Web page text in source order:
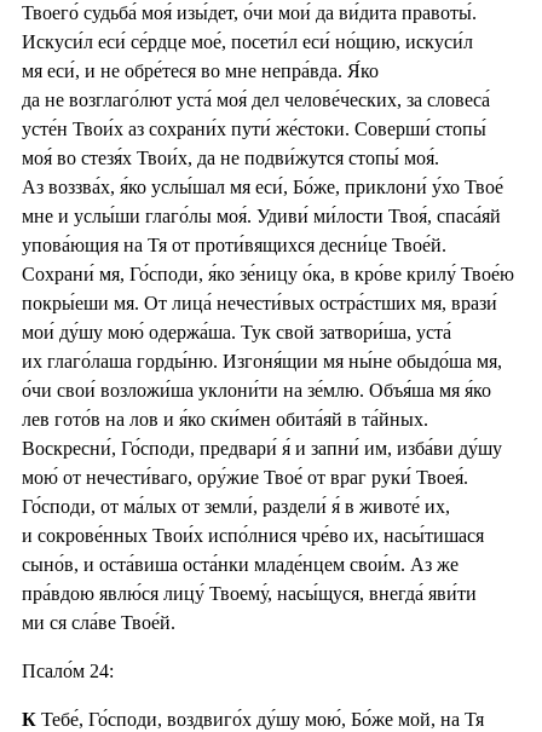
Твоего́ судьба́ моя́ изы́дет, о́чи мои́ да ви́дита правоты́.
Искуси́л еси́ се́рдце мое́, посети́л еси́ но́щию, искуси́л
мя еси́, и не обре́теся во мне непра́вда. Я́ко
да не возглаго́лют уста́ моя́ дел челове́ческих, за словеса́
усте́н Твои́х аз сохрани́х пути́ же́стоки. Соверши́ стопы́
моя́ во стезя́х Твои́х, да не подви́жутся стопы́ моя́.
Аз воззва́х, я́ко услы́шал мя еси́, Бо́же, приклони́ у́хо Твое́
мне и услы́ши глаго́лы моя́. Удиви́ ми́лости Твоя́, спаса́яй
упова́ющия на Тя от проти́вящихся десни́це Твое́й.
Сохрани́ мя, Го́споди, я́ко зе́ницу о́ка, в кро́ве крилу́ Твое́ю
покры́еши мя. От лица́ нечести́вых остра́стших мя, врази́
мои́ ду́шу мою́ одержа́ша. Тук свой затвори́ша, уста́
их глаго́лаша горды́ню. Изгоня́щии мя ны́не обыдо́ша мя,
о́чи свои́ возложи́ша уклони́ти на зе́млю. Объя́ша мя я́ко
лев гото́в на лов и я́ко ски́мен обита́яй в та́йных.
Воскресни́, Го́споди, предвари́ я́ и запни́ им, изба́ви ду́шу
мою́ от нечести́ваго, ору́жие Твое́ от враг руки́ Твоея́.
Го́споди, от ма́лых от земли́, раздели́ я́ в животе́ их,
и сокрове́нных Твои́х испо́лнися чре́во их, насы́тишася
сыно́в, и оста́виша оста́нки младе́нцем свои́м. Аз же
пра́вдою явлю́ся лицу́ Твоему́, насы́щуся, внегда́ яви́ти
ми ся сла́ве Твое́й.
Псало́м 24:
К Тебе́, Го́споди, воздвиго́х ду́шу мою́, Бо́же мой, на Тя